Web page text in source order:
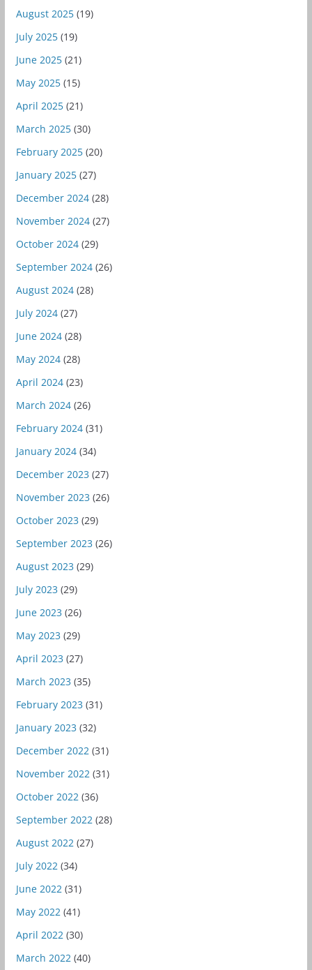
August 2025(19)
July 2025(19)
June 2025(21)
May 2025(15)
April 2025(21)
March 2025(30)
February 2025(20)
January 2025(27)
December 2024(28)
November 2024(27)
October 2024(29)
September 2024(26)
August 2024(28)
July 2024(27)
June 2024(28)
May 2024(28)
April 2024(23)
March 2024(26)
February 2024(31)
January 2024(34)
December 2023 (27)
November 2023 (26)
October 2023 (29)
September 2023 (26)
August 2023 (29)
July 2023 (29)
June 2023 (26)
May 2023 (29)
April 2023 (27)
March 2023 (35)
February 2023 (31)
January 2023 (32)
December 2022 (31)
November 2022 (31)
October 2022 (36)
September 2022 (28)
August 2022 (27)
July 2022 (34)
June 2022 (31)
May 2022 (41)
April 2022 (30)
March 2022 (40)